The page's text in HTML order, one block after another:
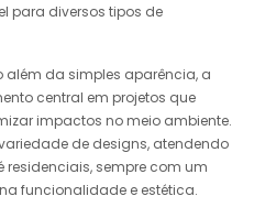
para diversos tipos de
além da simples aparência, a
central em projetos que
impactos no meio ambiente.
de designs, atendendo
sempre com um
funcionalidade e estética.